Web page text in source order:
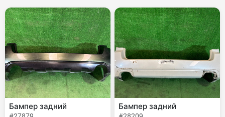
Бампер задний Бампер задний